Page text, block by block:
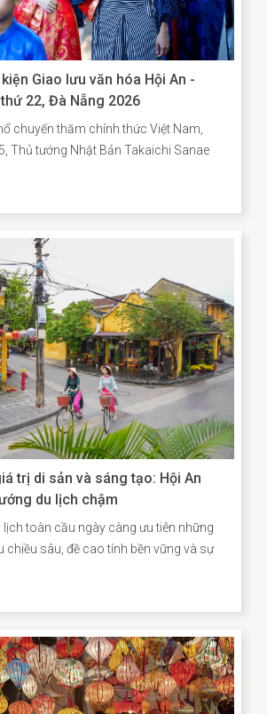
Giao lưu văn hóa Hội An -
22, Đà Nẵng 2026
chuyến thăm chính thức Việt Nam,
Thủ tướng Nhật Bản Takaichi Sanae
mong muốn được thăm Di sản văn
An, để bước đi trên những con đường
Nhật ở đó từng đi qua. Nơi có di
được hoàn thành trùng tu với sự hợp
- là minh chứng cho hơn 400 năm
năng động giữa hai dân tộc trên
tự do.
trị di sản và sáng tạo: Hội An
du lịch chậm
lịch toàn cầu ngày càng ưu tiên những
chiều sâu, đề cao tính bền vững và sự
An vươn lên vị trí dẫn đầu không chỉ
đặc biệt của một đô thị di sản, mà
quả của định hướng bảo tồn gắn liền
trị văn hóa theo hướng sáng tạo và bền